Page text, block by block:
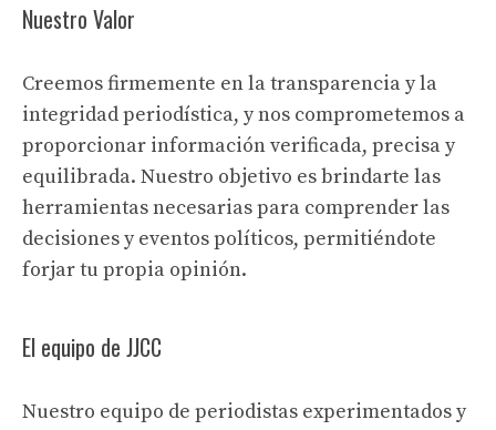
Nuestro Valor
Creemos firmemente en la transparencia y la
integridad periodística, y nos comprometemos a
proporcionar información verificada, precisa y
equilibrada. Nuestro objetivo es brindarte las
herramientas necesarias para comprender las
decisiones y eventos políticos, permitiéndote
forjar tu propia opinión.
El equipo de JJCC
Nuestro equipo de periodistas experimentados y